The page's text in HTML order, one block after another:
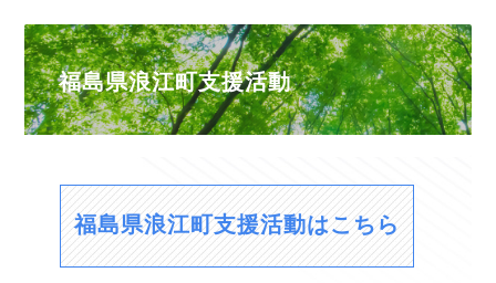
福島県浪江町支援活動
福島県浪江町支援活動はこちら